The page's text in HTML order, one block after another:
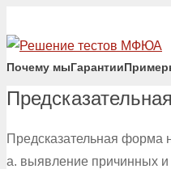
Почему мыГарантии
Предсказательная форма
a. выявление причинных и